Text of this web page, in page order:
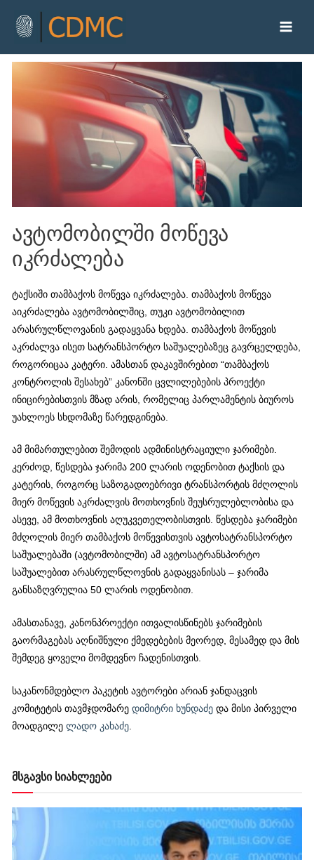
ავტომობილში მოწევა
იკრძალება
ტაქსიში თამბაქოს მოწევა იკრძალება. თამბაქოს მოწევა
აიკრძალება ავტომობილშიც, თუკი ავტომობილით
არასრულწლოვანის გადაყვანა ხდება. თამბაქოს მოწევის
აკრძალვა ისეთ სატრანსპორტო საშუალებაზეც გავრცელდება,
როგორიცაა კატერი. ამასთან დაკავშირებით “თამბაქოს
კონტროლის შესახებ” კანონში ცვლილებების პროექტი
ინიცირებისთვის მზად არის, რომელიც პარლამენტის ბიუროს
უახლოეს სხდომაზე წარედგინება.
ამ მიმართულებით შემოდის ადმინისტრაციული ჯარიმები.
კერძოდ, წესდება ჯარიმა 200 ლარის ოდენობით ტაქსის და
კატერის, როგორც საზოგადოებრივი ტრანსპორტის მძღოლის
მიერ მოწევის აკრძალვის მოთხოვნის შეუსრულებლობისა და
ასევე, ამ მოთხოვნის აღუკვეთელობისთვის. წესდება ჯარიმები
მძღოლის მიერ თამბაქოს მოწევისთვის ავტოსატრანსპორტო
საშუალებაში (ავტომობილში) ამ ავტოსატრანსპორტო
საშუალებით არასრულწლოვნის გადაყვანისას – ჯარიმა
განსაზღვრულია 50 ლარის ოდენობით.
ამასთანავე, კანონპროექტი ითვალისწინებს ჯარიმების
გაორმაგებას აღნიშნული ქმედებების მეორედ, მესამედ და მის
შემდეგ ყოველი მომდევნო ჩადენისთვის.
საკანონმდებლო პაკეტის ავტორები არიან ჯანდაცვის
კომიტეტის თავმჯდომარედიმიტრი ხუნდაძე და მისი პირველი
მოადგილელადო კახაძე.
მსგავსი სიახლეები